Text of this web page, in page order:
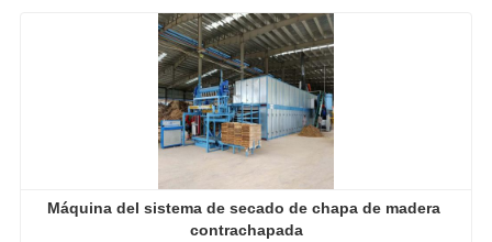
Máquina del sistema de secado de chapa de madera
contrachapada